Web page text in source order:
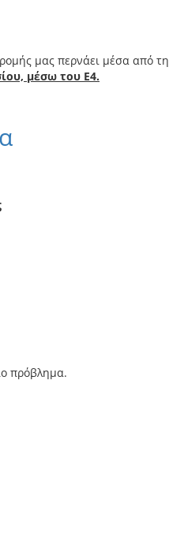
μας περνάει μέσα από
μέσω του Ε4.
πρόβλημα.